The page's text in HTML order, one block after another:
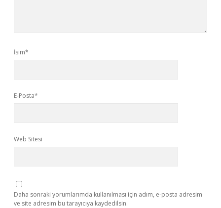
İsim*
E-Posta*
Web Sitesi
Daha sonraki yorumlarımda kullanılması için adım, e-posta adresim
ve site adresim bu tarayıcıya kaydedilsin.